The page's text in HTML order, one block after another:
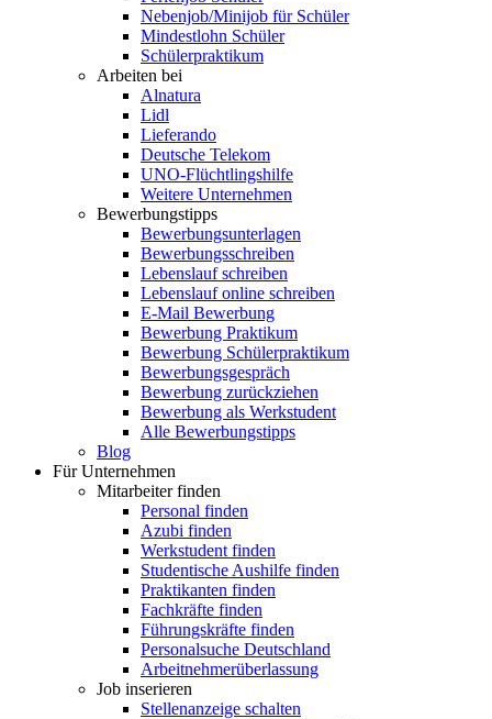
Nebenjob/Minijob für Schüler
Mindestlohn Schüler
Schülerpraktikum
Arbeiten bei
Alnatura
Lidl
Lieferando
Deutsche Telekom
UNO-Flüchtlingshilfe
Weitere Unternehmen
Bewerbungstipps
Bewerbungsunterlagen
Bewerbungsschreiben
Lebenslauf schreiben
Lebenslauf online schreiben
E-Mail Bewerbung
Bewerbung Praktikum
Bewerbung Schülerpraktikum
Bewerbungsgespräch
Bewerbung zurückziehen
Bewerbung als Werkstudent
Alle Bewerbungstipps
Blog
Für Unternehmen
Mitarbeiter finden
Personal finden
Azubi finden
Werkstudent finden
Studentische Aushilfe finden
Praktikanten finden
Fachkräfte finden
Führungskräfte finden
Personalsuche Deutschland
Arbeitnehmerüberlassung
Job inserieren
Stellenanzeige schalten